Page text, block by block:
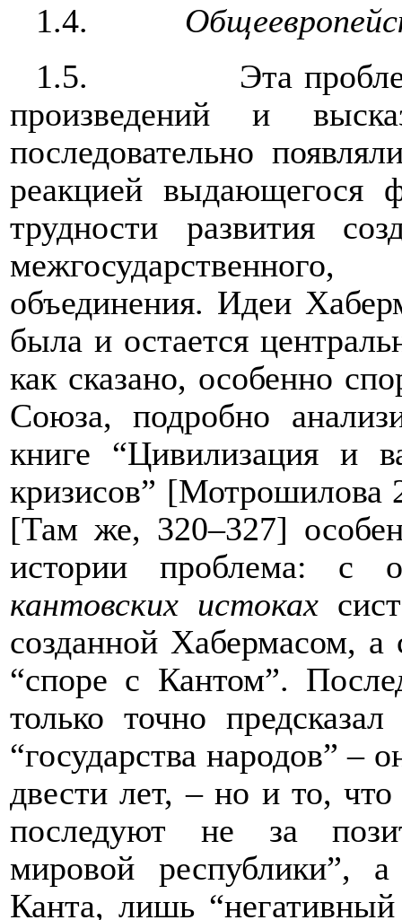
1.4.
1.5.
Эта
произведений и
последовательно
реакцией выдающегося
трудности развития
объединения. Идеи
была и остается
как сказано, особенно
Союза, подробно
книге “Цивилизация и
кризисов” [Мотрошилова
[Там же, 320–327]
истории проблема: с
кантовских истоках
созданной Хабермасом,
“споре с Кантом”.
только точно
“государства народов” –
двести лет, – но и то,
последуют не за
мировой республики”,
Канта, лишь